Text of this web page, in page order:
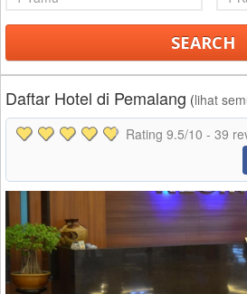
Daftar Hotel di Pemalang (lihat
Rating 9.5/10 - 39